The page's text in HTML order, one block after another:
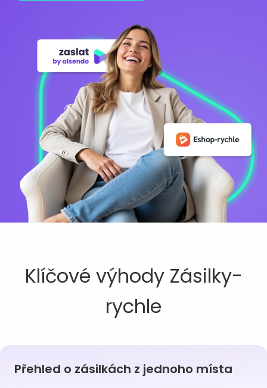
Klíčové výhody Zásilky-
rychle
Přehled o zásilkách z jednoho místa